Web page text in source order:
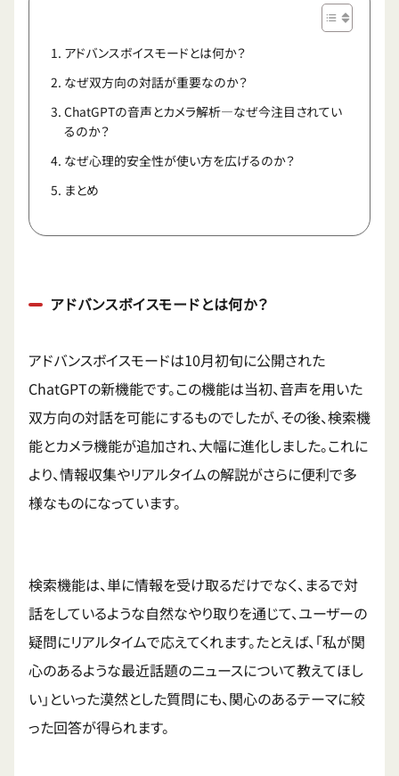
アドバンスボイスモードとは何か？
なぜ双方向の対話が重要なのか？
ChatGPTの音声とカメラ解析―なぜ今注目されてい
るのか？
なぜ心理的安全性が使い方を広げるのか？
まとめ
アドバンスボイスモードとは何か？
アドバンスボイスモードは10月初旬に公開された
ChatGPTの新機能です。この機能は当初、音声を用いた
双方向の対話を可能にするものでしたが、その後、検索機
能とカメラ機能が追加され、大幅に進化しました。これに
より、情報収集やリアルタイムの解説がさらに便利で多
様なものになっています。
検索機能は、単に情報を受け取るだけでなく、まるで対
話をしているような自然なやり取りを通じて、ユーザーの
疑問にリアルタイムで応えてくれます。たとえば、「私が関
心のあるような最近話題のニュースについて教えてほし
い」といった漠然とした質問にも、関心のあるテーマに絞
った回答が得られます。